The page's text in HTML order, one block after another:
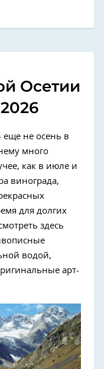
Осетии
не осень в
много
как в июле и
винограда,
для долгих
здесь
водой,
арт-